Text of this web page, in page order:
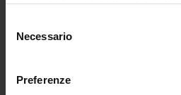
delNecessario
Preferenze